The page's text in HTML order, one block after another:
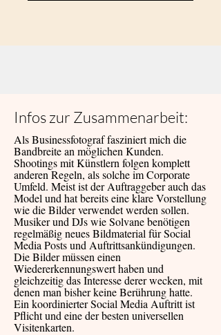
Infos zur Zusammenarbeit:
Als Businessfotograf fasziniert mich die
Bandbreite an möglichen Kunden.
Shootings mit Künstlern folgen komplett
anderen Regeln, als solche im Corporate
Umfeld. Meist ist der Auftraggeber auch das
Model und hat bereits eine klare Vorstellung
wie die Bilder verwendet werden sollen.
Musiker und DJs wie Solvane benötigen
regelmäßig neues Bildmaterial für Social
Media Posts und Auftrittsankündigungen.
Die Bilder müssen einen
Wiedererkennungswert haben und
gleichzeitig das Interesse derer wecken, mit
denen man bisher keine Berührung hatte.
Ein koordinierter Social Media Auftritt ist
Pflicht und eine der besten universellen
Visitenkarten.